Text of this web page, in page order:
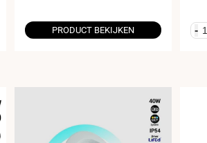
PRODUCT BEKIJKEN -